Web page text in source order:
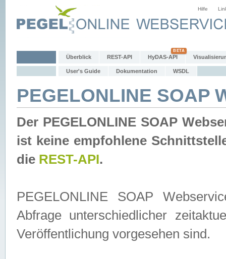
Hilfe
Überblick REST-API HyDAS-API
User's Guide Dokumentation WSDL
PEGELONLINE SOAP
Der PEGELONLINE SOAP
ist keine empfohlene
die REST-API.
PEGELONLINE SOAP
Abfrage unterschiedlicher
Veröffentlichung vorgesehen sind.